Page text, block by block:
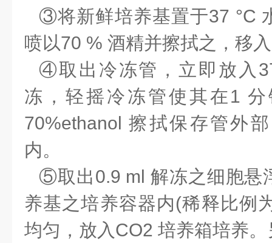
③将新鲜培养基置于37 °C
喷以70 % 酒精并擦拭之，移
④取出冷冻管，立即放入
冻，轻摇冷冻管使其在1
70%ethanol 擦拭保存管外
内。
⑤取出0.9 ml 解冻之细胞悬
养基之培养容器内(稀释比例
均匀，放入CO2 培养箱培养